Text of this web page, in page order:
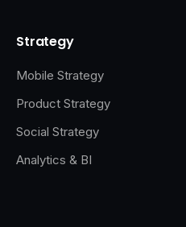
Strategy
Mobile Strategy
Product Strategy
Social Strategy
Analytics & BI